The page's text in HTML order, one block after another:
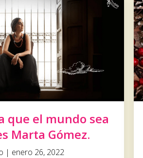
que el mundo sea
Marta Gómez.
| enero 26, 2022